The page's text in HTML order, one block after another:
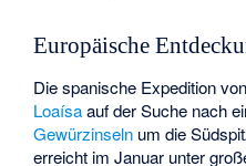
Europäische
Die spanische Expedition
Loaísaauf der Suche nach
Gewürzinseln um die
erreicht im Januar unter